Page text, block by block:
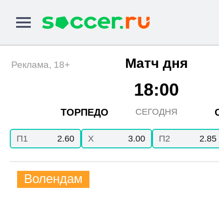
Матч дня
ТОРПЕДО
18:00
СЕГОДНЯ
Реклама, 18+
П1 2.60 X 3.00 П2 2.85
Волендам